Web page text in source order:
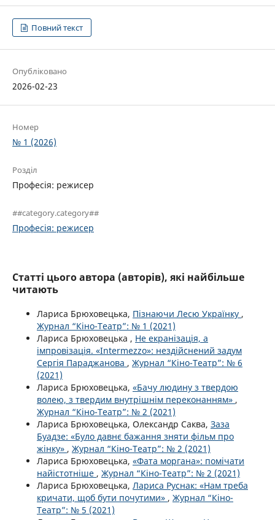
Повний текст
Опубліковано
2026-02-23
Номер
№ 1 (2026)
Розділ
Професія: режисер
##category.category##
Професія: режисер
Статті цього автора (авторів), які найбільше
читають
Лариса Брюховецька, Пізнаючи Лесю Українку ,
Журнал “Кіно-Театр”: № 1 (2021)
Лариса Брюховецька , Не екранізація, а
імпровізація. «Intermezzo»: нездійснений задум
Сергія Параджанова , Журнал “Кіно-Театр”: № 6
(2021)
Лариса Брюховецька, «Бачу людину з твердою
волею, з твердим внутрішнім переконанням» ,
Журнал “Кіно-Театр”: № 2 (2021)
Лариса Брюховецька, Олександр Саква, Заза
Буадзе: «Було давнє бажання зняти фільм про
жінку» , Журнал “Кіно-Театр”: № 2 (2021)
Лариса Брюховецька, «Фата моргана»: помічати
найістотніше , Журнал “Кіно-Театр”: № 2 (2021)
Лариса Брюховецька, Лариса Руснак: «Нам треба
кричати, щоб бути почутими» , Журнал “Кіно-
Театр”: № 5 (2021)